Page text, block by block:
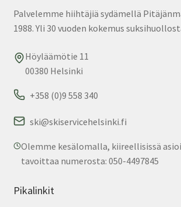
Palvelemme hiihtäjiä sydämellä
1988. Yli 30 vuoden kokemus
Höyläämötie 11
00380 Helsinki
+358 (0)9 558 340
ski@skiservicehelsinki.fi
Olemme kesälomalla, kiireellisissä
tavoittaa numerosta: 050-4497845
Pikalinkit